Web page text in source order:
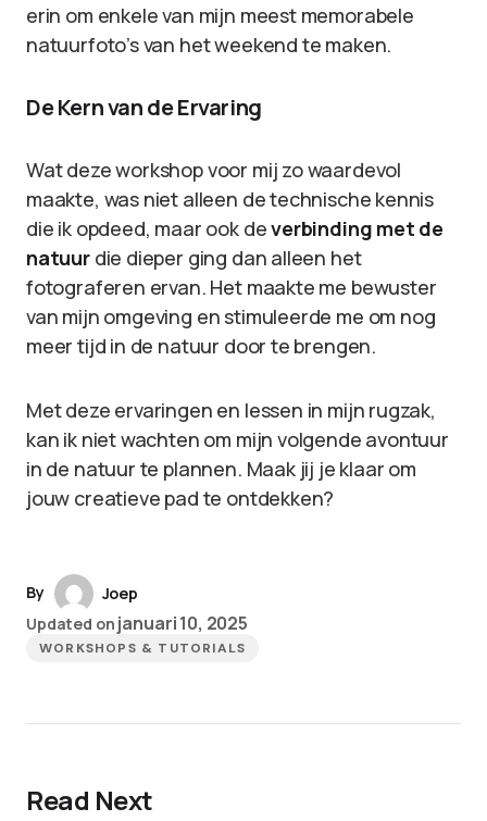
erin om enkele van mijn meest memorabele
natuurfoto’s van het weekend te maken.
De Kern van de Ervaring
Wat deze workshop voor mij zo waardevol
maakte, was niet alleen de technische kennis
die ik opdeed, maar ook deverbinding met de
natuurdie dieper ging dan alleen het
fotograferen ervan. Het maakte me bewuster
van mijn omgeving en stimuleerde me om nog
meer tijd in de natuur door te brengen.
Met deze ervaringen en lessen in mijn rugzak,
kan ik niet wachten om mijn volgende avontuur
in de natuur te plannen. Maak jij je klaar om
jouw creatieve pad te ontdekken?
By
Joep
Updated on januari 10, 2025
WORKSHOPS & TUTORIALS
Read Next